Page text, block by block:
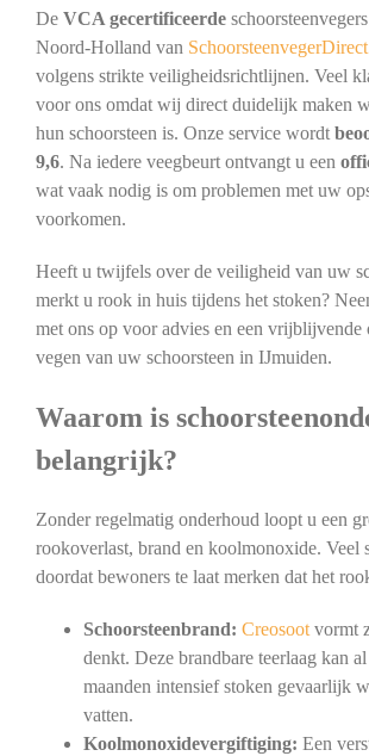
De VCA gecertificeerde
Noord-Holland van
volgens strikte veiligheidsrichtlijnen. Veel
voor ons omdat wij direct duidelijk maken
hun schoorsteen is. Onze service wordt
9,6. Na iedere veegbeurt ontvangt u een
wat vaak nodig is om problemen met uw
voorkomen.
Heeft u twijfels over de veiligheid van uw
merkt u rook in huis tijdens het stoken?
met ons op voor advies en een vrijblijvende
vegen van uw schoorsteen in IJmuiden.
Waarom is
belangrijk?
Zonder regelmatig onderhoud loopt u een
rookoverlast, brand en koolmonoxide. Veel
doordat bewoners te laat merken dat het
Schoorsteenbrand: Creosootvormt
denkt. Deze brandbare teerlaag kan
maanden intensief stoken gevaarlijk
vatten.
Koolmonoxidevergiftiging: Een